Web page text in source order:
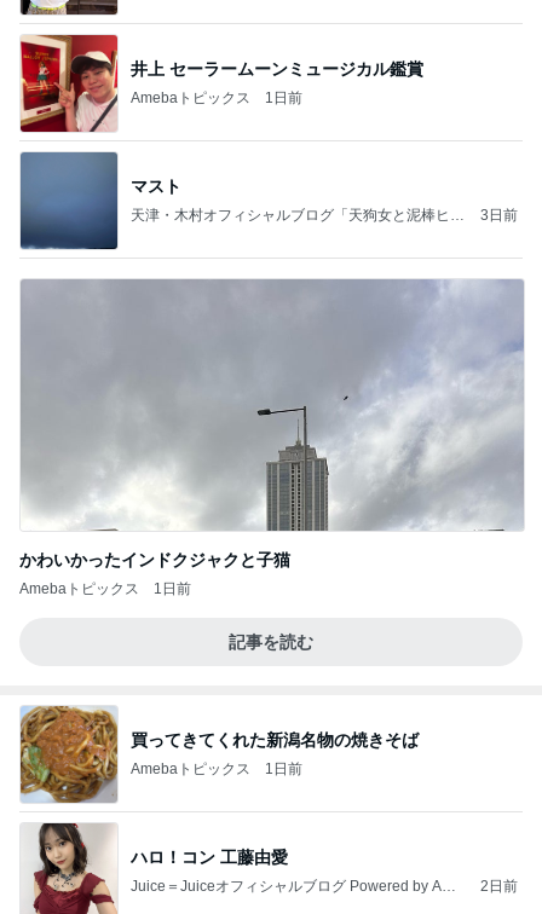
井上 セーラームーンミュージカル鑑賞
Amebaトピックス 1日前
マスト
天津・木村オフィシャルブログ「天狗女と泥棒ヒゲ
3日前
かわいかったインドクジャクと子猫
Amebaトピックス 1日前
記事を読む
買ってきてくれた新潟名物の焼きそば
Amebaトピックス 1日前
ハロ！コン 工藤由愛
Juice＝Juiceオフィシャルブログ Powered by Ame
2日前